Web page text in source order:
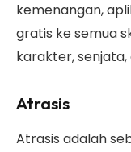
kemenangan,
gratis ke semua
karakter,
Atrasis
Atrasis adalah